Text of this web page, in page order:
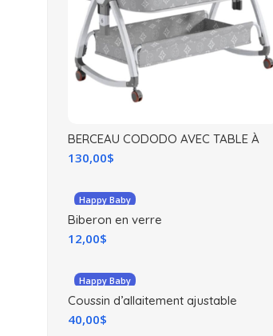
BERCEAU CODODO AVEC TABLE À
LANGER
130,00$
Happy Baby
Biberon en verre
12,00$
Happy Baby
Coussin d’allaitement ajustable
40,00$